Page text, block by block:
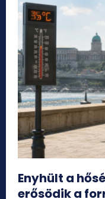
Enyhült a
erősödik a